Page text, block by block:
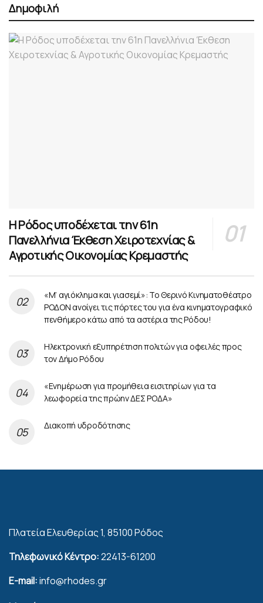
Δημοφιλή
Η Ρόδος υποδέχεται την 61η
Πανελλήνια Έκθεση Χειροτεχνίας &
Αγροτικής Οικονομίας Κρεμαστής
«Μ’ αγιόκλημα και γιασεμί»: Το Θερινό Κινηματοθέατρο
ΡΟΔΟΝ ανοίγει τις πόρτες του για ένα κινηματογραφικό
πενθήμερο κάτω από τα αστέρια της Ρόδου!
Ηλεκτρονική εξυπηρέτηση πολιτών για οφειλές προς
τον Δήμο Ρόδου
«Ενημέρωση για προμήθεια εισιτηρίων για τα
λεωφορεία της πρώην ΔΕΣ ΡΟΔΑ»
Διακοπή υδροδότησης
Πλατεία Ελευθερίας 1, 85100 Ρόδος
Τηλεφωνικό Κέντρο:22413-61200
E-mail:info@rhodes.gr